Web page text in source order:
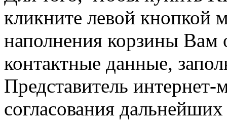
кликните левой
наполнения корзины Вам
контактные данные,
Представитель
согласования